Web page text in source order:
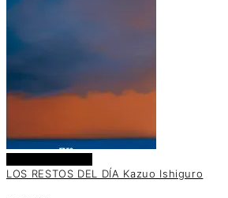
LOS RESTOS DEL DÍA Kazuo Ishiguro